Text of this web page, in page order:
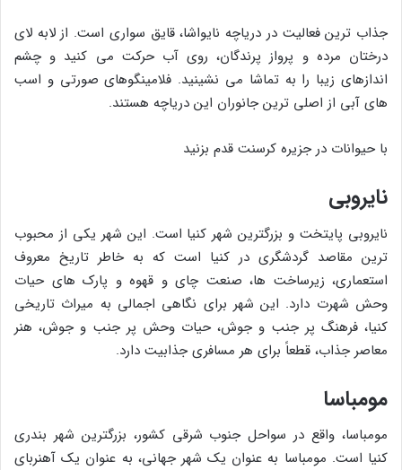
جذاب ترین فعالیت در دریاچه نایواشا، قایق سواری است. از لابه لای
درختان مرده و پرواز پرندگان، روی آب حرکت می کنید و چشم
اندازهای زیبا را به تماشا می نشینید. فلامینگوهای صورتی و اسب
های آبی از اصلی ترین جانوران این دریاچه هستند.
با حیوانات در جزیره کرسنت قدم بزنید
نایروبی
نایروبی پایتخت و بزرگترین شهر کنیا است. این شهر یکی از محبوب
ترین مقاصد گردشگری در کنیا است که به خاطر تاریخ معروف
استعماری، زیرساخت ها، صنعت چای و قهوه و پارک های حیات
وحش شهرت دارد. این شهر برای نگاهی اجمالی به میراث تاریخی
کنیا، فرهنگ پر جنب و جوش، حیات وحش پر جنب و جوش، هنر
معاصر جذاب، قطعاً برای هر مسافری جذابیت دارد.
مومباسا
مومباسا، واقع در سواحل جنوب شرقی کشور، بزرگترین شهر بندری
کنیا است. مومباسا به عنوان یک شهر جهانی، به عنوان یک آهنربای